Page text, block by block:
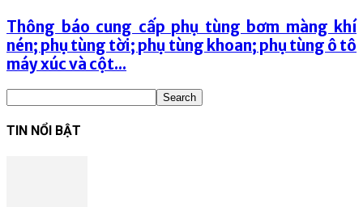
Thông báo cung cấp phụ tùng bơm màng khí
nén; phụ tùng tời; phụ tùng khoan; phụ tùng ô tô
máy xúc và cột...
TIN NỔI BẬT